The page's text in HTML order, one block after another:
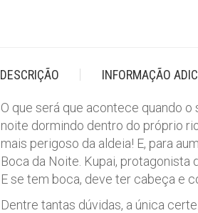
DESCRIÇÃO INFORMAÇÃO
O que será que acontece quando
noite dormindo dentro do próprio
mais perigoso da aldeia! E, para
Boca da Noite. Kupai, protagonista
E se tem boca, deve ter cabeça e
Dentre tantas dúvidas, a única